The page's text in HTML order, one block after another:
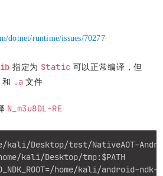
dotnet/runtime/issues/70277
指定为 Static 可以正常编译，但
和 .a 文件
N_m3u8DL-RE
kali/Desktop/test/NativeAOT-
kali/Desktop/tmp:$PATH
home/kali/android-ndk-